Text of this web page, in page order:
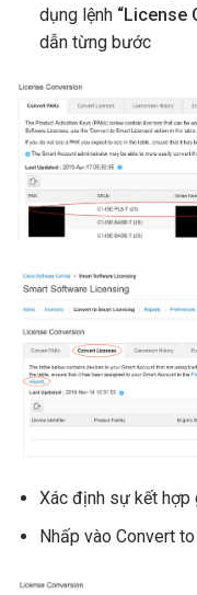
dụng lệnh “License
dẫn từng bước
Xác định sự kết
Nhấp vào Convert